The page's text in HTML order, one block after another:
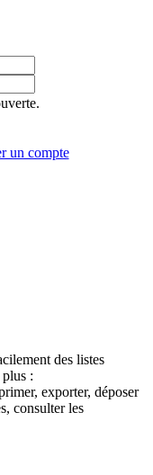
un compte
des listes
:
exporter, déposer
consulter les